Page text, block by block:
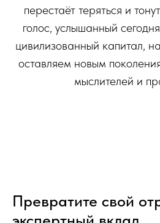
перестаёт теряться и
голос, услышанный
цивилизованный капитал,
оставляем новым
мыслителей и
Превратите свой